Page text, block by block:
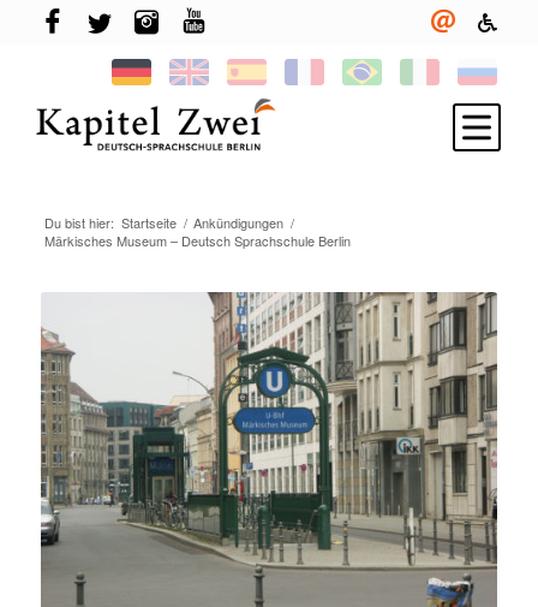
Melde Dich an
TELC & TestDaF
Leben in Berlin
Deine Sprachschule
Neuigkeiten
Du bist hier: Startseite / Ankündigungen /
Märkisches Museum – Deutsch Sprachschule Berlin